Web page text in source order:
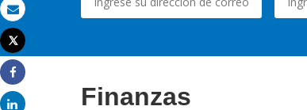
Correo electrónico
Imprimir
Tweet
Share
Share
Finanzas